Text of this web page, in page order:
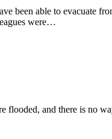
been able to evacuate
were…
and there is no